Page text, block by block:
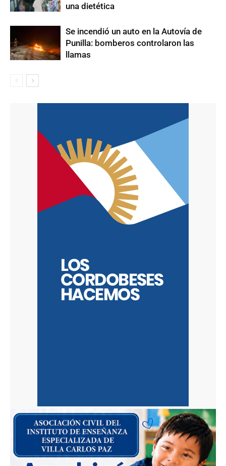
una dietética
Se incendió un auto en la Autovía de
Punilla: bomberos controlaron las
llamas